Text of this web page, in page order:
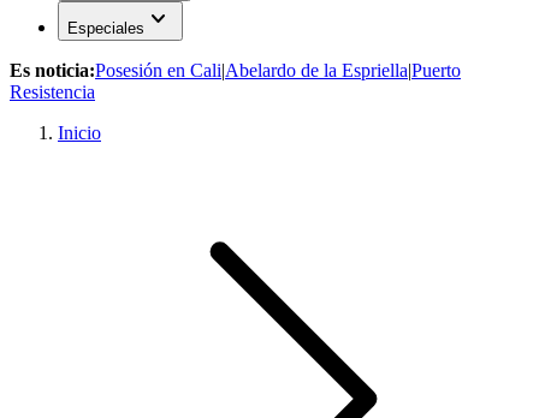
Especiales expand_more
Es noticia:Posesión en Cali|Abelardo de la Espriella|Puerto
Resistencia
Inicio